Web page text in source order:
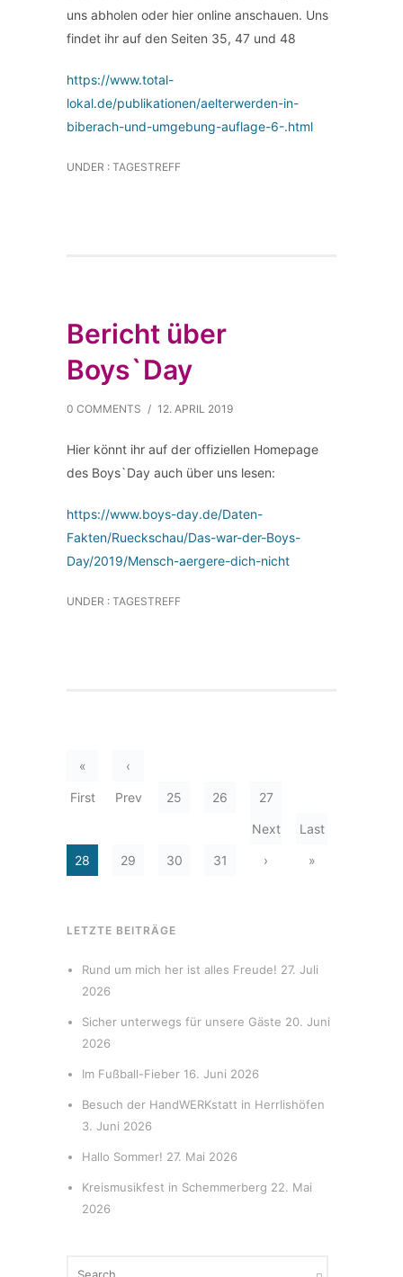
uns abholen oder hier online anschauen. Uns
findet ihr auf den Seiten 35, 47 und 48
https://www.total-
lokal.de/publikationen/aelterwerden-in-
biberach-und-umgebung-auflage-6-.html
UNDER : TAGESTREFF
Bericht über
Boys`Day
0 COMMENTS / 12. APRIL 2019
Hier könnt ihr auf der offiziellen Homepage
des Boys`Day auch über uns lesen:
https://www.boys-day.de/Daten-
Fakten/Rueckschau/Das-war-der-Boys-
Day/2019/Mensch-aergere-dich-nicht
UNDER : TAGESTREFF
«
First
‹
Prev 25 26 27
28 29 30 31
Next
›
Last
»
LETZTE BEITRÄGE
Rund um mich her ist alles Freude! 27. Juli
2026
Sicher unterwegs für unsere Gäste 20. Juni
2026
Im Fußball-Fieber 16. Juni 2026
Besuch der HandWERKstatt in Herrlishöfen
3. Juni 2026
Hallo Sommer! 27. Mai 2026
Kreismusikfest in Schemmerberg 22. Mai
2026